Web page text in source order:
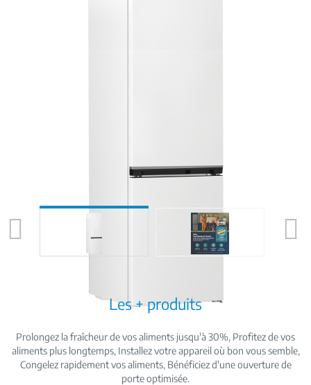
Les + produits
Prolongez la fraîcheur de vos aliments jusqu'à 30% Profitez de vos
aliments plus longtemps Installez votre appareil où bon vous semble
Congelez rapidement vos aliments Bénéficiez d'une ouverture de
porte optimisée